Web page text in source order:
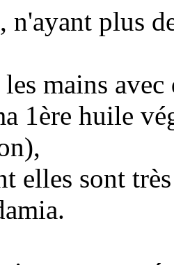
plus
les mains
1ère huile
elles sont